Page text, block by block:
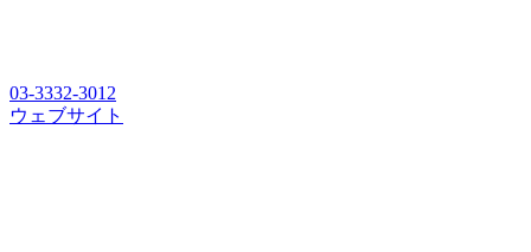
03-3332-3012
ウェブサイト